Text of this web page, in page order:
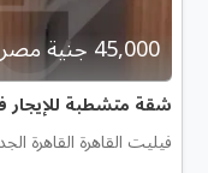
45,000 جنية مصرى
شقة متشطبة للإيجار
فيليت القاهرة القاهرة